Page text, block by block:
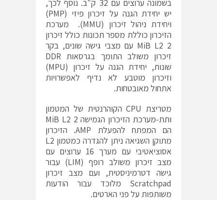
בשמונה ערוצים עם 32 ק"ב. נוסף לכך,
יש יחידת הגנה על זיכרון פיזי (PMP)
ויחידת ניהול זיכרון (MMU). מערכת
הזיכרון כוללת מספר תכונות כולל זיכרון
2 MiB L2 עם מצבי גישה שונים, בקר
זיכרון משולב התומך בגרסאות DDR
שונות, יחידת הגנה על זיכרון (MPU)
וזיכרון מוטבע לא נדיף לאפשרויות
אתחול מאובטחות.
מטריצת CPU הקוהרנטית של המטמון
ותת-מערכת הזיכרון הגמישה 2 MiB L2
הם המפתח להפעלת AMP. הזיכרון
מתוקן השגיאה ניתן להגדרה כמטמון L2
אסוציאטיבי עם מערך 16 ערוצים עם
מצב זיכרון משולב רופף (LIM) עבור
גישה דטרמיניסטית, ועם מצב זיכרון
Scratchpad מלוכד עבור הודעות
משותפות על פני הארטים.